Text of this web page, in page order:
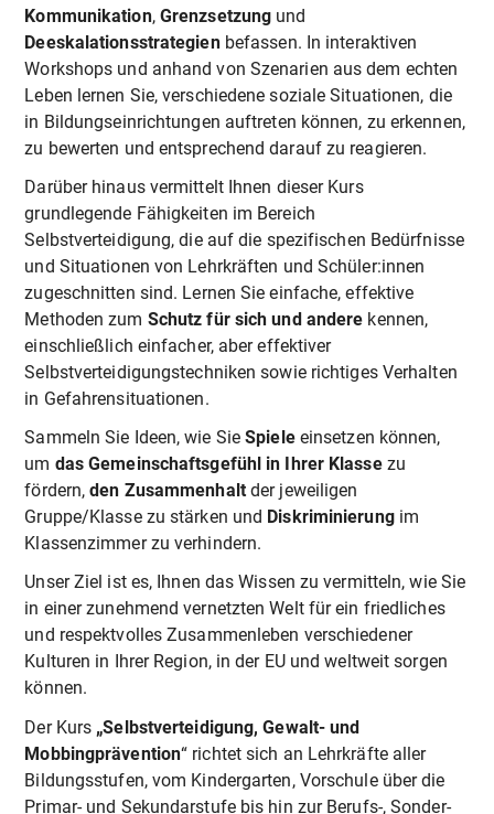
Kommunikation, Grenzsetzung und
Deeskalationsstrategienbefassen. In interaktiven
Workshops und anhand von Szenarien aus dem echten
Leben lernen Sie, verschiedene soziale Situationen, die
in Bildungseinrichtungen auftreten können, zu erkennen,
zu bewerten und entsprechend darauf zu reagieren.
Darüber hinaus vermittelt Ihnen dieser Kurs
grundlegende Fähigkeiten im Bereich
Selbstverteidigung, die auf die spezifischen Bedürfnisse
und Situationen von Lehrkräften und Schüler:innen
zugeschnitten sind. Lernen Sie einfache, effektive
Methoden zum Schutz für sich und andere kennen,
einschließlich einfacher, aber effektiver
Selbstverteidigungstechniken sowie richtiges Verhalten
in Gefahrensituationen.
Sammeln Sie Ideen, wie Sie Spieleeinsetzen können,
um das Gemeinschaftsgefühl in Ihrer Klassezu
fördern,den Zusammenhaltder jeweiligen
Gruppe/Klasse zu stärken und Diskriminierungim
Klassenzimmer zu verhindern.
Unser Ziel ist es, Ihnen das Wissen zu vermitteln, wie Sie
in einer zunehmend vernetzten Welt für ein friedliches
und respektvolles Zusammenleben verschiedener
Kulturen in Ihrer Region, in der EU und weltweit sorgen
können.
Der Kurs „Selbstverteidigung, Gewalt- und
Mobbingprävention“ richtet sich an Lehrkräfte aller
Bildungsstufen, vom Kindergarten, Vorschule über die
Primar- und Sekundarstufe bis hin zur Berufs-, Sonder-